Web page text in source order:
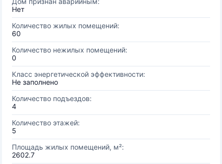
Нет
Количество жилых помещений:
60
Количество нежилых помещений:
0
Класс энергетической эффективности:
Не заполнено
Количество подъездов:
4
Количество этажей:
5
Площадь жилых помещений, м²:
2602.7